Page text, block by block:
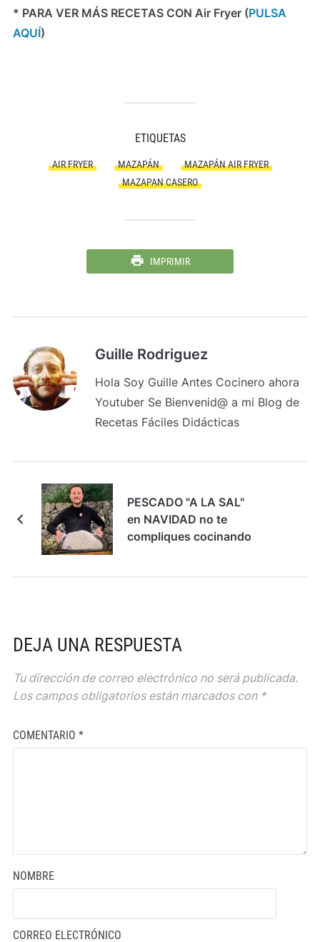
* PARA VER MÁS RECETAS CON Air Fryer (PULSA
AQUÍ)
ETIQUETAS
AIR FRYER MAZAPÁN
MAZAPÁN AIR FRYER
MAZAPAN CASERO
IMPRIMIR
Guille Rodriguez
Hola Soy Guille Antes Cocinero ahora
Youtuber Se Bienvenid@ a mi Blog de
Recetas Fáciles Didácticas
PESCADO "A LA SAL"
en NAVIDAD no te
compliques cocinando
DEJA UNA RESPUESTA
Tu dirección de correo electrónico no será publicada.
Los campos obligatorios están marcados con *
COMENTARIO *
NOMBRE
CORREO ELECTRÓNICO